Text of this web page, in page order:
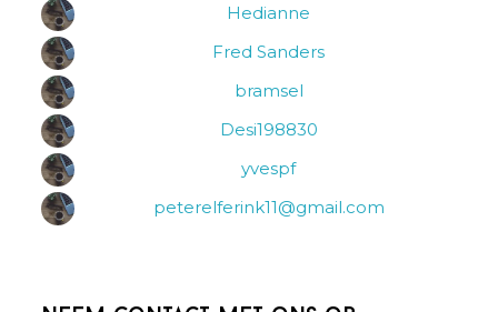
Hedianne
Fred Sanders
bramsel
Desi198830
yvespf
peterelferink11@gmail.com